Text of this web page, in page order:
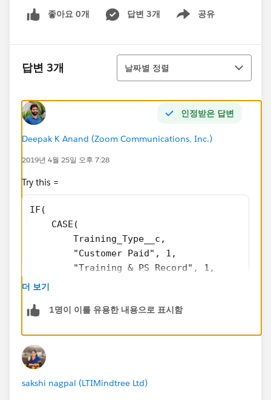
Expected Boolean, received Text
좋아요 0개 답변 3개 공유
Show menu
답변 3개
정렬
날짜별 정렬
인정받은 답변
Deepak K Anand (‎‎‎‎‎‎Zoom Communications, Inc.)
2019년 4월 25일 오후 7:28
Try this =
IF(
    CASE(
        Training_Type__c,
        "Customer Paid", 1,
        "Training & PS Record", 1,
        0
IF(!ISBLANK(Opportunity__c), NULL, "
)
더 보기
1명이 이를 유용한 내용으로 표시함
sakshi nagpal (LTIMindtree Ltd)